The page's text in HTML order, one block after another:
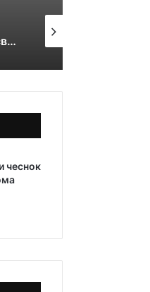
Вяленые сливы — солнечная алхимия вкуса
чеснок